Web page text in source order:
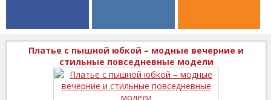
Платье с пышной юбкой – модные вечерние и
стильные повседневные модели